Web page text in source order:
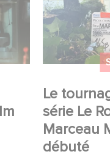
Le
série Le
Marceau
débuté
Le Roman
Miller a